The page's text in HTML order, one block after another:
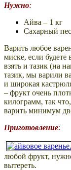
Нужно:
Айва – 1 кг
Сахарный
Варить любое
миске, если
взять и тазик (на
тазик, мы варили
и широкая
– фрукт очень
килограмм, так
варить минимум
Приготовление:
любой фрукт,
вытереть.